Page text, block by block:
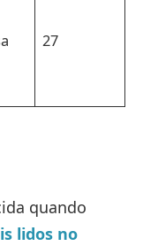
27
quando
lidos no